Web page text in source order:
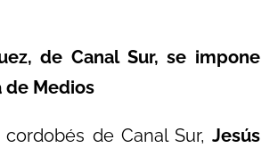
de Canal Sur, se impone
de Medios
de Canal Sur, Jesús